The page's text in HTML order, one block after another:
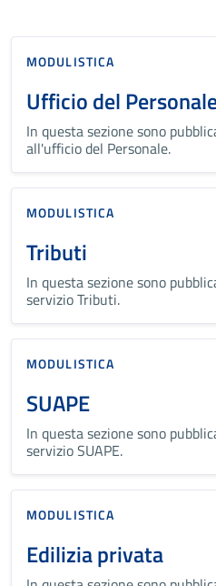
MODULISTICA
Ufficio del
In questa sezione sono
all'ufficio del Personale.
MODULISTICA
Tributi
In questa sezione sono
servizio Tributi.
MODULISTICA
SUAPE
In questa sezione sono
servizio SUAPE.
MODULISTICA
Edilizia privata